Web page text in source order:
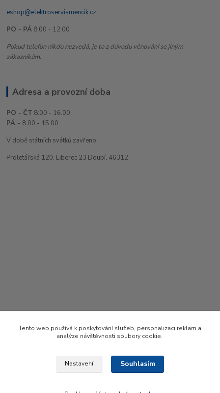
eshop@elektroservismencik.cz
PO - PÁ 8:00 - 12.00
Pokud telefon nikdo nezvedá, je to z důvodu věnování se jiným
zákazníkům.
Adresa a provozní doba
PO - ČT 8:00 - 16.00,
PÁ - 8.00 - 15.00
V době státních svátků zavřeno.
Proletářská 120, Liberec 23 Doubí, 46312
Upravit sběr cookies.
Tento web používá k poskytování služeb, personalizaci reklam a
analýze návštěvnosti soubory cookie.
Nastavení Souhlasím